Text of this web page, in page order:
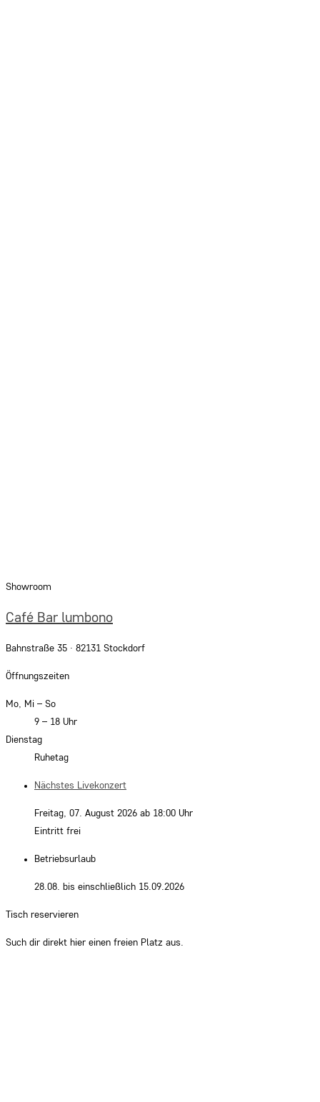
Showroom
Café Bar lumbono
Bahnstraße 35 · 82131 Stockdorf
Öffnungszeiten
Mo, Mi – So
9 – 18 Uhr
Dienstag
Ruhetag
Nächstes Livekonzert
Freitag, 07. August 2026 ab 18:00 Uhr
Eintritt frei
Betriebsurlaub
28.08. bis einschließlich 15.09.2026
Tisch reservieren
Such dir direkt hier einen freien Platz aus.